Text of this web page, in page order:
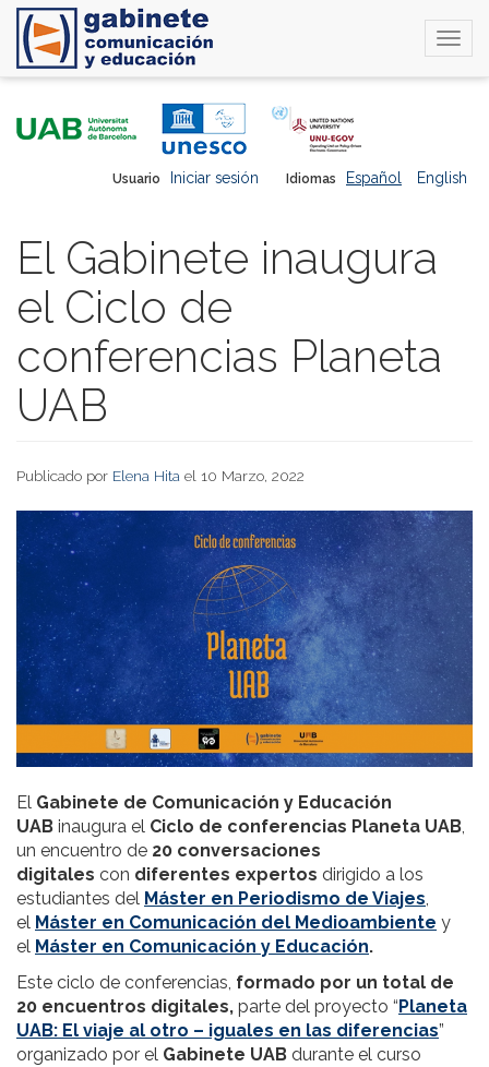
Idiomas Español English
Usuario Iniciar sesión
El Gabinete inaugura
el Ciclo de
conferencias Planeta
UAB
Publicado por Elena Hita el 10 Marzo, 2022
El Gabinete de Comunicación y Educación
UAB inaugura el Ciclo de conferencias Planeta UAB,
un encuentro de 20 conversaciones
digitales con diferentes expertos dirigido a los
estudiantes del Máster en Periodismo de Viajes,
el Máster en Comunicación del Medioambiente y
el Máster en Comunicación y Educación.
Este ciclo de conferencias, formado por un total de
20 encuentros digitales, parte del proyecto “ Planeta
UAB: El viaje al otro – iguales en las diferencias”
organizado por el Gabinete UAB durante el curso